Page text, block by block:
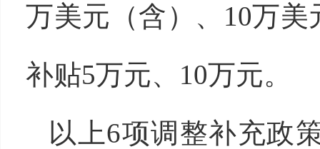
万美元（含）、10万
补贴5万元、10万元。
以上6项调整补充政